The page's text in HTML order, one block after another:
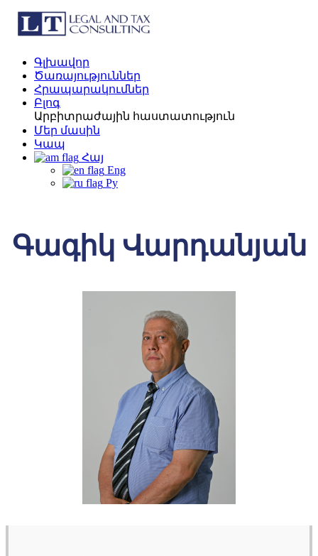
Գլխավոր
Ծառայություններ
Հրապարակումներ
Բլոգ
Արբիտրաժային հաստատություն
Մեր մասին
Կապ
Հայ
Eng
Ру
Գագիկ Վարդանյան